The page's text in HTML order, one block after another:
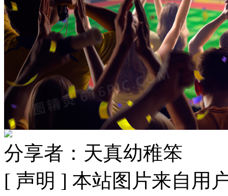
分享者：天真幼稚笨
[ 声明 ] 本站图片来自用